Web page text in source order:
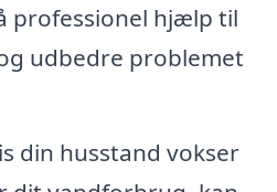
professionel hjælp til
udbedre problemet
din husstand vokser